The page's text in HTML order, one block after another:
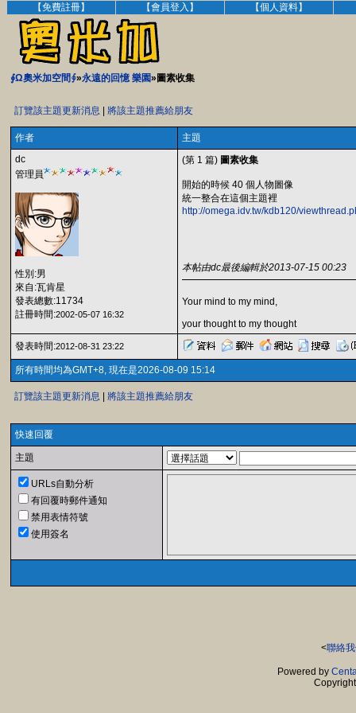
【免費註冊】 【會員登入】 【個人資料】
∮Ω奧米加空間∮»永遠的回憶 樂園»圖素收集
訂覽該主題更新消息 將該主題推薦給朋友
作者
主題
dc
管理員
性別:男
來自:瓦肯星
發表總數:11734
註冊時間:2002-05-07 16:32
(第 1 篇) 圖素收集
開始的時候 40 個人物圖像
統一整合在這個主題裡
http://omega.idv.tw/kdb120/
本帖由dc最後編輯於2013-07-15 00:23
Your mind to my mind,
your thought to my thought
發表時間:2012-08-31 23:22
所有時間均為GMT+8, 現在是2026-08-09 15:14
訂覽該主題更新消息 將該主題推薦給朋友
快速回覆
主題
URLs自動分析
有回覆時郵件通知
禁用表情符號
使用簽名
<聯絡
Powered by